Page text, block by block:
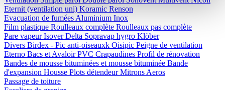
Eternit (ventilation uni) Koramic Renson
Evacuation de fumées Aluminium Inox
Film plastique Roulleaux complète Roulleaux pas complète
Pare vapeurIsoverDelta Sopravap hygro Klöber
Divers Birdex - Pic anti-oiseauxk Oisipic Peigne de ventilation
Eterno Bacs et Avaloir PVC Crapaudines Profil de rénovation
Bandes de mousse bituminées et mousse bituminée Bande
d'expansion Housse Plots détendeurMitrons Aeros
Passage de toiture